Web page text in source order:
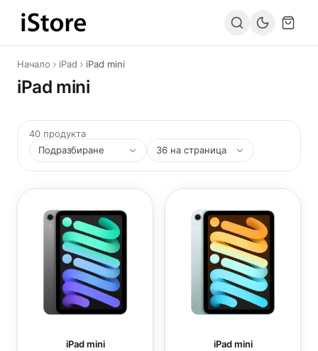
Към съдържанието
Начало iPad iPad mini
iPad mini
40 продукта
iPad mini iPad mini